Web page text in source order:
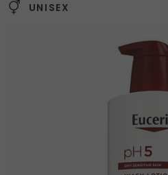
UNISEX